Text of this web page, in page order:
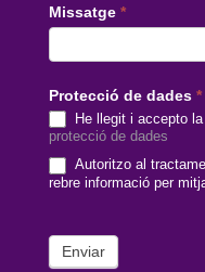
Missatge *
Protecció de dades *
He llegit i accepto la
protecció de dades
Autoritzo al
rebre informació per
Enviar